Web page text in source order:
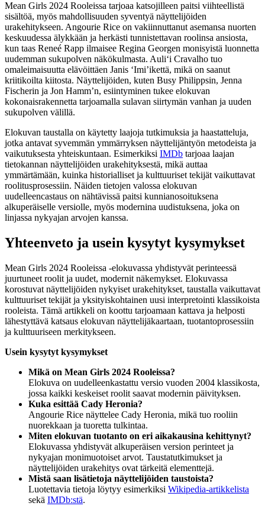
Mean Girls 2024 Rooleissa tarjoaa katsojilleen paitsi viihteellistä
sisältöä, myös mahdollisuuden syventyä näyttelijöiden
urakehitykseen. Angourie Rice on vakiinnuttanut asemansa nuorten
keskuudessa älykkään ja herkästi tunnistettavan roolinsa ansiosta,
kun taas Reneé Rapp ilmaisee Regina Georgen monisyistä luonnetta
uudemman sukupolven näkökulmasta. Auliʻi Cravalho tuo
omaleimaisuutta elävöittäen Janis ‘Imi’ikettä, mikä on saanut
kriitikoilta kiitosta. Näyttelijöiden, kuten Busy Philippsin, Jenna
Fischerin ja Jon Hamm’n, esiintyminen tukee elokuvan
kokonaisrakennetta tarjoamalla sulavan siirtymän vanhan ja uuden
sukupolven välillä.
Elokuvan taustalla on käytetty laajoja tutkimuksia ja haastatteluja,
jotka antavat syvemmän ymmärryksen näyttelijäntyön metodeista ja
vaikutuksesta yhteiskuntaan. Esimerkiksi IMDb tarjoaa laajan
tietokannan näyttelijöiden urakehityksestä, mikä auttaa
ymmärtämään, kuinka historialliset ja kulttuuriset tekijät vaikuttavat
roolitusprosessiin. Näiden tietojen valossa elokuvan
uudelleencastaus on nähtävissä paitsi kunnianosoituksena
alkuperäiselle versiolle, myös modernina uudistuksena, joka on
linjassa nykyajan arvojen kanssa.
Yhteenveto ja usein kysytyt kysymykset
Mean Girls 2024 Rooleissa -elokuvassa yhdistyvät perinteessä
juurtuneet roolit ja uudet, modernit näkemykset. Elokuvassa
korostuvat näyttelijöiden nykyiset urakehitykset, taustalla vaikuttavat
kulttuuriset tekijät ja yksityiskohtainen uusi interpretointi klassikoista
rooleista. Tämä artikkeli on koottu tarjoamaan kattava ja helposti
lähestyttävä katsaus elokuvan näyttelijäkaartaan, tuotantoprosessiin
ja kulttuuriseen merkitykseen.
Usein kysytyt kysymykset
Mikä on Mean Girls 2024 Rooleissa?
Elokuva on uudelleenkastattu versio vuoden 2004 klassikosta,
jossa kaikki keskeiset roolit saavat modernin päivityksen.
Kuka esittää Cady Heronia?
Angourie Rice näyttelee Cady Heronia, mikä tuo rooliin
nuorekkaan ja tuoretta tulkintaa.
Miten elokuvan tuotanto on eri aikakausina kehittynyt?
Elokuvassa yhdistyvät alkuperäisen version perinteet ja
nykyajan monimuotoiset arvot. Taustatutkimukset ja
näyttelijöiden urakehitys ovat tärkeitä elementtejä.
Mistä saan lisätietoja näyttelijöiden taustoista?
Luotettavia tietoja löytyy esimerkiksi Wikipedia-artikkelista
sekä IMDb:stä.